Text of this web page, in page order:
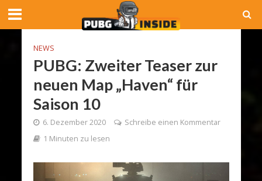
NEWS
PUBG: Zweiter Teaser zur
neuen Map „Haven“ für
Saison 10
6. Dezember 2020
Schreibe einen Kommentar
1 Minuten zu lesen